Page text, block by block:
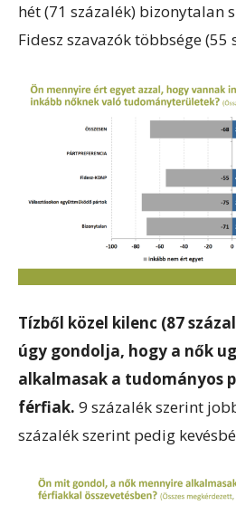
hét (71 százalék) bizonytalan
Fidesz szavazók többsége (55
Tízből közel kilenc (87
úgy gondolja, hogy a nők
alkalmasak a tudományos
férfiak. 9 százalék szerint
százalék szerint pedig